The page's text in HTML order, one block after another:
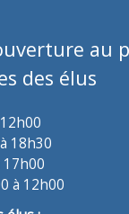
au
des élus
18h30
17h00
à 12h00